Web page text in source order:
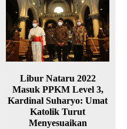
Libur Nataru 2022
Masuk PPKM Level 3,
Kardinal Suharyo: Umat
Katolik Turut
Menyesuaikan